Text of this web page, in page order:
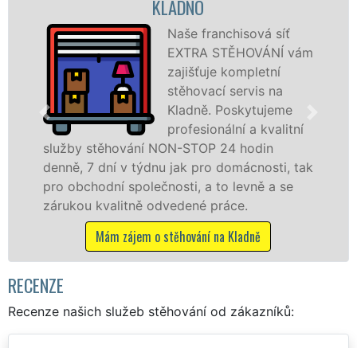
Naše franchisová síť
EXTRA STĚHOVÁNÍ vám
zajišťuje kompletní
stěhovací servis na
Kladně. Poskytujeme
profesionální a kvalitní
NON-STOP 24 hodin
týdnu jak pro domácnosti, tak
společnosti, a to levně a se
odvedené práce.
o stěhování na Kladně
služby
celém okresu
franchisové sítě
včetně
Mám
RECENZE
Recenze našich služeb stěhování od zákazníků: